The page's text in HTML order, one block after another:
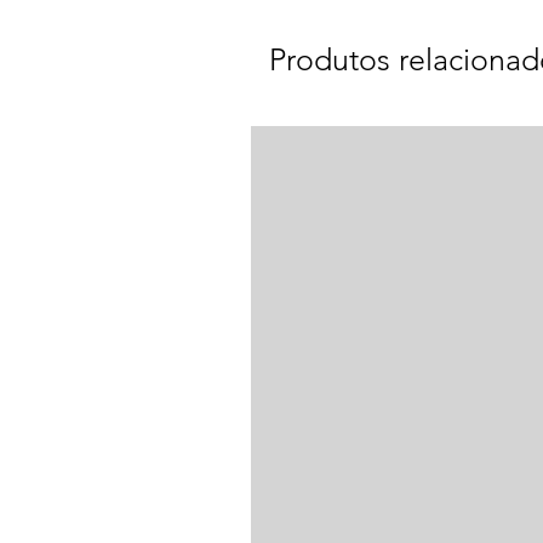
Produtos